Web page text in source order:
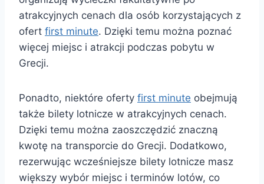
atrakcyjnych cenach dla osób korzystających z
ofert first minute. Dzięki temu można poznać
więcej miejsc i atrakcji podczas pobytu w
Grecji.
Ponadto, niektóre oferty first minute obejmują
także bilety lotnicze w atrakcyjnych cenach.
Dzięki temu można zaoszczędzić znaczną
kwotę na transporcie do Grecji. Dodatkowo,
rezerwując wcześniejsze bilety lotnicze masz
większy wybór miejsc i terminów lotów, co